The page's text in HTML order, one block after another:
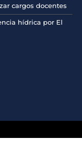
cargos docentes
hídrica por El